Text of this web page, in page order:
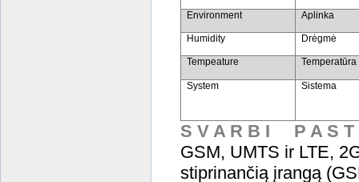
Environment Aplinka
Humidity Drėgmė
Tempeature Temperatūra
System Sistema
S V A R B I P A S
GSM, UMTS ir LTE,
stiprinančią įrangą